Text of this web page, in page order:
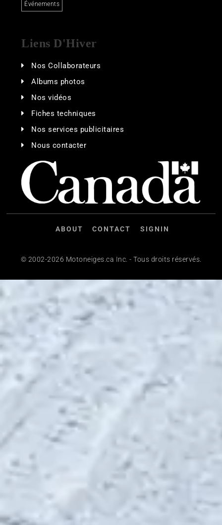
Événements
Liens D'Hiver
Nos Collaborateurs
Albums photos
Nos vidéos
Fiches techniques
Nos services publicitaires
Nous contacter
ABOUT CONTACT SIGNIN
© 2002-2026 Motoneiges.ca Inc. - Tous droits réservés.